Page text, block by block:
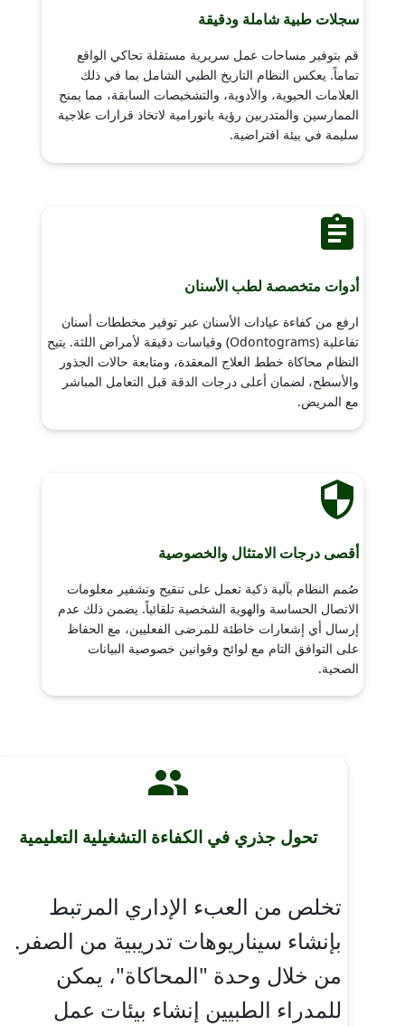
سجلات طبية شاملة ودقيقة
قم بتوفير مساحات عمل سريرية مستقلة تحاكي الواقع
تماماً. يعكس النظام التاريخ الطبي الشامل بما في ذلك
العلامات الحيوية، والأدوية، والتشخيصات السابقة، مما يمنح
الممارسين والمتدربين رؤية بانورامية لاتخاذ قرارات علاجية
سليمة في بيئة افتراضية.
أدوات متخصصة لطب الأسنان
ارفع من كفاءة عيادات الأسنان عبر توفير مخططات أسنان
تفاعلية (Odontograms) وقياسات دقيقة لأمراض اللثة. يتيح
النظام محاكاة خطط العلاج المعقدة، ومتابعة حالات الجذور
والأسطح، لضمان أعلى درجات الدقة قبل التعامل المباشر
مع المريض.
أقصى درجات الامتثال والخصوصية
صُمم النظام بآلية ذكية تعمل على تنقيح وتشفير معلومات
الاتصال الحساسة والهوية الشخصية تلقائياً. يضمن ذلك عدم
إرسال أي إشعارات خاطئة للمرضى الفعليين، مع الحفاظ
على التوافق التام مع لوائح وقوانين خصوصية البيانات
الصحية.
تحول جذري في الكفاءة التشغيلية التعليمية
تخلص من العبء الإداري المرتبط
بإنشاء سيناريوهات تدريبية من الصفر.
من خلال وحدة "المحاكاة"، يمكن
للمدراء الطبيين إنشاء بيئات عمل